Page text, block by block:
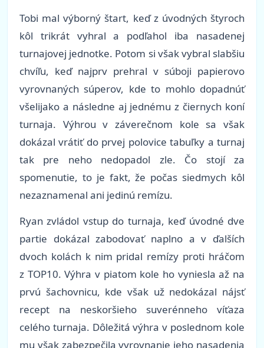
Tobi mal výborný štart, keď z úvodných štyroch
kôl trikrát vyhral a podľahol iba nasadenej
turnajovej jednotke. Potom si však vybral slabšiu
chvíľu, keď najprv prehral v súboji papierovo
vyrovnaných súperov, kde to mohlo dopadnúť
všelijako a následne aj jednému z čiernych koní
turnaja. Výhrou v záverečnom kole sa však
dokázal vrátiť do prvej polovice tabuľky a turnaj
tak pre neho nedopadol zle. Čo stojí za
spomenutie, to je fakt, že počas siedmych kôl
nezaznamenal ani jedinú remízu.
Ryan zvládol vstup do turnaja, keď úvodné dve
partie dokázal zabodovať naplno a v ďalších
dvoch kolách k nim pridal remízy proti hráčom
z TOP10. Výhra v piatom kole ho vyniesla až na
prvú šachovnicu, kde však už nedokázal nájsť
recept na neskoršieho suverénneho víťaza
celého turnaja. Dôležitá výhra v poslednom kole
mu však zabezpečila vyrovnanie jeho nasadenia